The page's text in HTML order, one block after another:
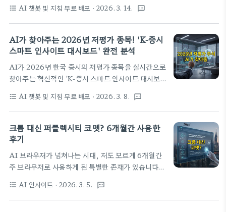
상상 속 이미지를 현실로 만들어주는 시대가 된 거예
처음에는 어떤 툴..
포스트에서는 크롤링과 스크래핑의 개념을 확실히 잡
고, 구글 AI 스튜디오로 만들어진 혁신적인 노코드 앱
'고스트 스크레이퍼'를 통해 웹 데이터 마스터가 되는
방법을 알려드립니다. 개념부터 실제 활용법, 그리고
집 고민을 한 번에 해결해드릴게요!📚 크롤링 vs 스크
래핑, 그 차이를 아시나요?여러분, '크롤링'과 '스크
래핑'이라는 단어, 인터넷 좀 보셨다 하는 분들이라면
다 많지 않더라고요. 어쩌면 ..
format_list_bulleted AI 챗봇 및 지침 무료 배포 · 2026. 3. 14. textsms
AI가 찾아주는 2026년 저평가 종목! 'K-증시
스마트 인사이트 대시보드' 완전 분석
AI가 2026년 한국 증시의 저평가 종목을 실시간으로
찾아주는 혁신적인 'K-증시 스마트 인사이트 대시보
업데이트로 가능해진 이 앱은 풀스택 기술을 활용하여
외부 데이터 연동, 서버 사이드 데이터 가공, 그리고
복잡한 개발 환경 세팅까지 AI가 자동으로 처리하며
투자자에게 심층적인 시장 분석과 맞춤형 투자 전략을
내고 전문가급 인사이트를 경험해보세요.✨ 2026년,
AI가 저평가 종목을 찾아드립니다!수천 개에 달하는
코스피, 코스닥 전 종목을 일일이 들여다보며 저평가
format_list_bulleted AI 챗봇 및 지침 무료 배포 · 2026. 3. 8. textsms
크롬 대신 퍼플렉시티 코멧? 6개월간 사용한
후기
AI 브라우저가 넘쳐나는 시대, 저도 모르게 6개월간
주 브라우저로 사용하게 된 특별한 존재가 있습니다.
크롬(Chrome)이나 엣지(Edge)에 익숙했던 제가
왜 코멧으로 갈아탔고, 6개월이라는 시간 동안 어떤
format_list_bulleted AI 인사이트 · 2026. 3. 5. textsms